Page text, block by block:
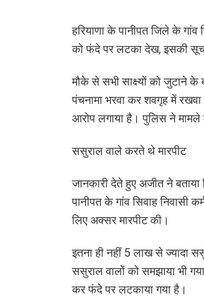
हरियाणा के पानीपत जिले के गांव
को फंदे पर लटका देख, इसकी
मौके से सभी साक्ष्यों को जुटाने
पंचनामा भरवा कर शवगृह में रखवा
आरोप लगाया है। पुलिस ने मामले
ससुराल वाले करते थे मारपीट
जानकारी देते हुए अजीत ने
पानीपत के गांव सिवाह निवासी
लिए अक्सर मारपीट की।
इतना ही नहीं 5 लाख से ज्यादा
ससुराल वालों को समझाया भी
कर फंदे पर लटकाया गया है।